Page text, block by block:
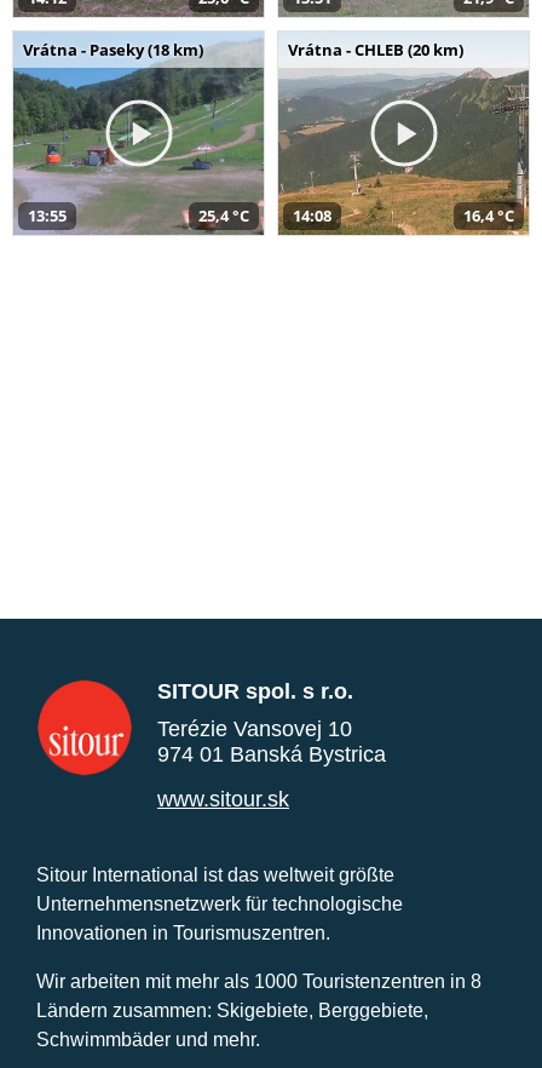
Vrátna - Paseky (18 km)
13:55 25,4 °C
Vrátna - CHLEB (20 km)
14:08 16,4 °C
SITOUR spol. s r.o.
Terézie Vansovej 10
974 01 Banská Bystrica
www.sitour.sk
Sitour International ist das weltweit größte
Unternehmensnetzwerk für technologische
Innovationen in Tourismuszentren.
Wir arbeiten mit mehr als 1000 Touristenzentren in 8
Ländern zusammen: Skigebiete, Berggebiete,
Schwimmbäder und mehr.